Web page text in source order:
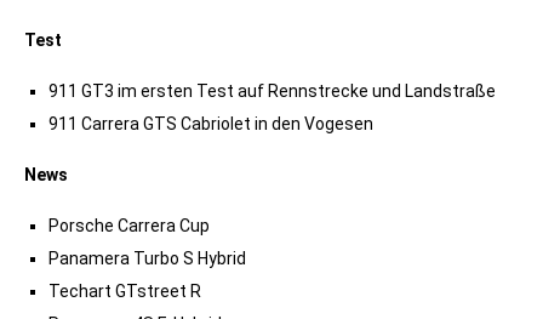
Test
911 GT3 im ersten Test auf Rennstrecke und Landstraße
911 Carrera GTS Cabriolet in den Vogesen
News
Porsche Carrera Cup
Panamera Turbo S Hybrid
Techart GTstreet R